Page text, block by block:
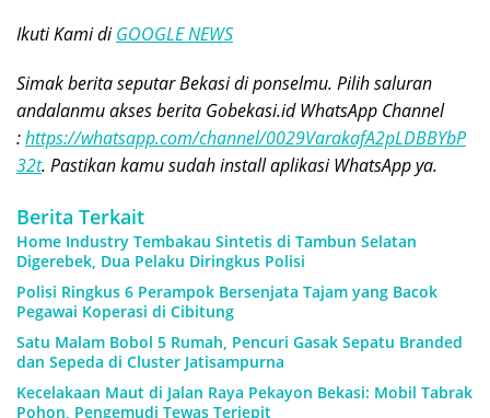
Ikuti Kami diGOOGLE NEWS
Simak berita seputar Bekasi di ponselmu. Pilih saluran
andalanmu akses berita Gobekasi.id WhatsApp Channel
:https://whatsapp.com/channel/0029VarakafA2pLDBBYbP
32t. Pastikan kamu sudah install aplikasi WhatsApp ya.
Berita Terkait
Home Industry Tembakau Sintetis di Tambun Selatan
Digerebek, Dua Pelaku Diringkus Polisi
Polisi Ringkus 6 Perampok Bersenjata Tajam yang Bacok
Pegawai Koperasi di Cibitung
Satu Malam Bobol 5 Rumah, Pencuri Gasak Sepatu Branded
dan Sepeda di Cluster Jatisampurna
Kecelakaan Maut di Jalan Raya Pekayon Bekasi: Mobil Tabrak
Pohon, Pengemudi Tewas Terjepit